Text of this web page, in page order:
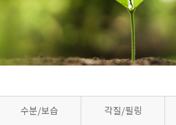
수분/보습 각질/필링